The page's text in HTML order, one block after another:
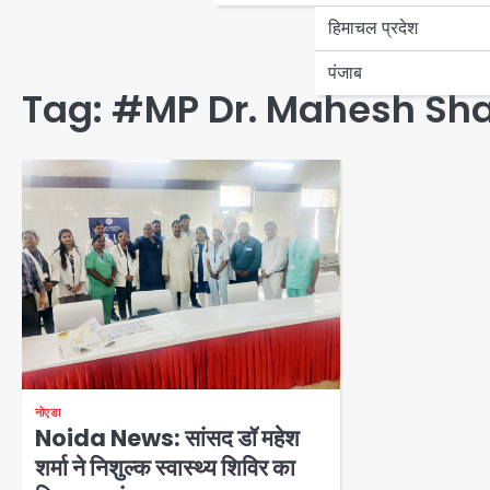
हिमाचल प्रदेश
पंजाब
Tag: #MP Dr. Mahesh
नोएडा
Noida News: सांसद डॉ महेश
शर्मा ने निशुल्क स्वास्थ्य शिविर का